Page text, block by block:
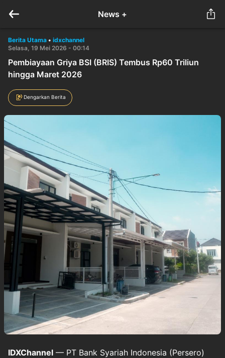
News +
Berita Utama • idxchannel
Selasa, 19 Mei 2026 - 00:14
Pembiayaan Griya BSI (BRIS) Tembus Rp60 Triliun
hingga Maret 2026
Dengarkan Berita
IDXChannel — PT Bank Syariah Indonesia (Persero)